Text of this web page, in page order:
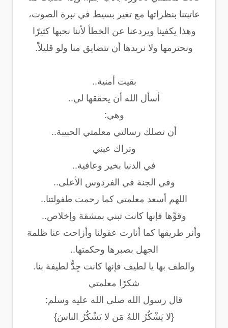
عاتبتنا بنظراتها مع تغير بسيط في نبرة الصوت،
وهذا يكفينا ويردعنا عن الخطأ لأننا نحبها كثيرًا
ونحترمها ولا نريدها أن تتضايق منا ولو قليلاً.
بقيت أمنية..
أسأل الله أن يحققها لي..
وهي:
أن تصلك رسالتي معلمتي الحبيبة..
وتراك عيني
في الدنيا بخير وعافية..
وفي الجنة في الفردوس الأعلى..
اللهم أسعد معلمتي كما رحمت طفولتنا..
وقوِّها فإنها كانت تبني بمشقة وإخلاص..
وأنر طريقها كما أنارت عقولنا وأزاحت عنا ظلمة
الجهل بصبرها وحكمتها..
والطف بها يا لطيف فإنها كانت جِدُّ لطيفة بنا.
شكرًا معلمتي
قال رسول الله صلى الله عليه وسلم:
{لا يَشْكُرُ اللهُ مَن لا يَشْكُرُ الناسَ}